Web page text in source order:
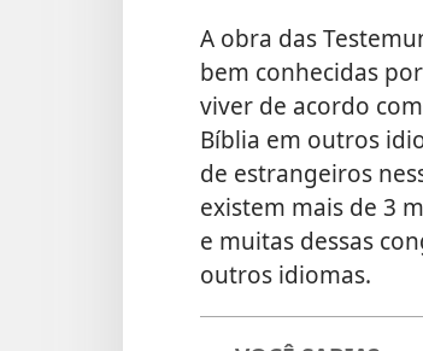
A obra das
bem conhecidas
viver de acordo
Bíblia em outros
de estrangeiros
existem mais de 3
e muitas dessas
outros idiomas.